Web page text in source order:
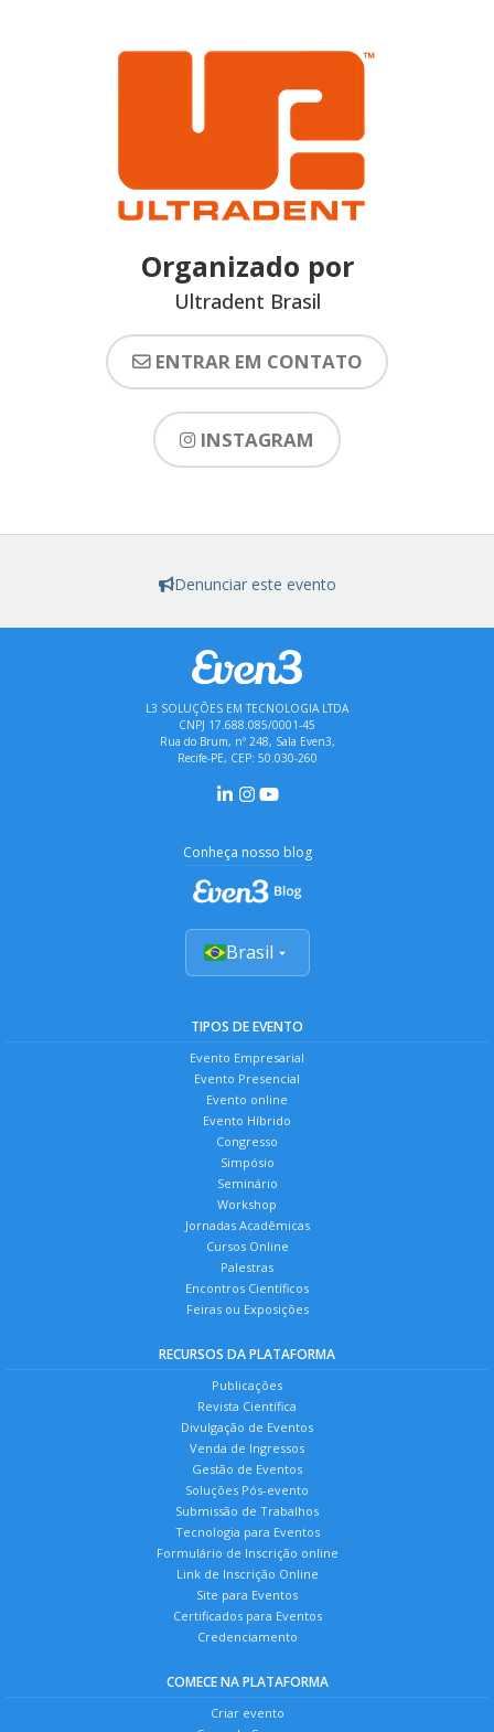
Organizado por
Ultradent Brasil
ENTRAR EM CONTATO
INSTAGRAM
Denunciar este evento
L3 SOLUÇÕES EM TECNOLOGIA LTDA
CNPJ 17.688.085/0001-45
Rua do Brum, nº 248, Sala Even3,
Recife-PE, CEP: 50.030-260
Conheça nosso blog
Brasil
TIPOS DE EVENTO
Evento Empresarial
Evento Presencial
Evento online
Evento Híbrido
Congresso
Simpósio
Seminário
Workshop
Jornadas Acadêmicas
Cursos Online
Palestras
Encontros Científicos
Feiras ou Exposições
RECURSOS DA PLATAFORMA
Publicações
Revista Científica
Divulgação de Eventos
Venda de Ingressos
Gestão de Eventos
Soluções Pós-evento
Submissão de Trabalhos
Tecnologia para Eventos
Formulário de Inscrição online
Link de Inscrição Online
Site para Eventos
Certificados para Eventos
Credenciamento
COMECE NA PLATAFORMA
Criar evento